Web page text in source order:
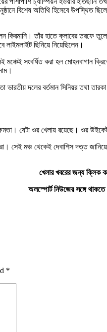
বিশেষ অতিথি হিসেবে উপস্থিত
কিরমানি। তাঁর হাতে ক্লাবের তরফে
লাইমলাইট ছিনিয়ে নিয়েছিলেন।
সংবর্ধিত করা হল মোহনবাগান
ভারতীয় দলের বর্তমান সিনিয়র
ক্ষমতা। যেটা ওর খেলায় রয়েছে। ওর
সেই মঞ্চ থেকেই দেবাশিস দত্ত
খেলার খবরের জন্য ক্লিক
অলস্পোর্ট নিউজের সঙ্গে
*